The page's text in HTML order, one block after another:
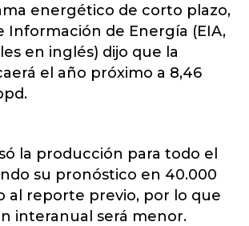
energético de corto plazo,
Información de Energía (EIA,
en inglés) dijo que la
el año próximo a 8,46
la producción para todo el
su pronóstico en 40.000
al reporte previo, por lo que
interanual será menor.